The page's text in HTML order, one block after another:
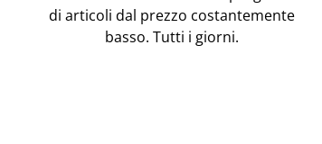
di articoli dal prezzo costantemente
basso. Tutti i giorni.